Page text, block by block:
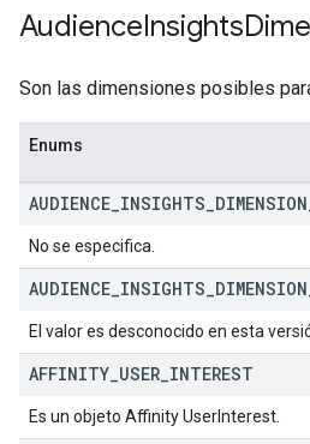
AudienceInsights
Son las dimensiones posibles
Enums
AUDIENCE INSIGHTS DIMENSION
No se especifica.
AUDIENCE INSIGHTS DIMENSION
El valor es desconocido en esta
AFFINITY USER INTEREST
Es un objeto Affinity UserInterest.